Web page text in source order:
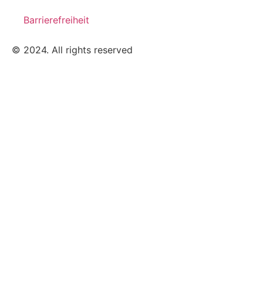
Barrierefreiheit
© 2024. All rights reserved